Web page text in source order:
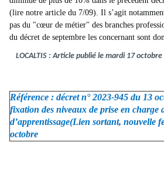
(lire notre article du 7/09). Il s’agit
pas du "cœur de métier" des branches
du décret de septembre les concernant sont
LOCALTIS : Article publié le mardi 17
Référence :décret n° 2023-945 du 13
fixation des niveaux de prise en charge
d’apprentissage(Lien sortant, nouvelle
octobre